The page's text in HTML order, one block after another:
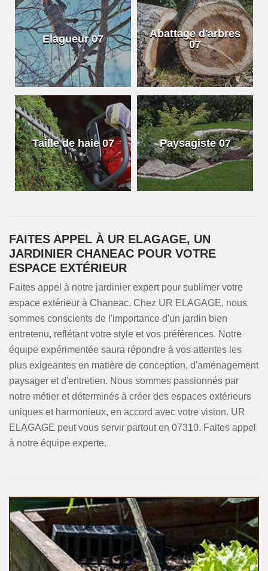
Elagueur 07
Abattage d'arbres
07
Taille de haie 07 Paysagiste 07
FAITES APPEL À UR ELAGAGE, UN
JARDINIER CHANEAC POUR VOTRE
ESPACE EXTÉRIEUR
Faites appel à notre jardinier expert pour sublimer votre
espace extérieur à Chaneac. Chez UR ELAGAGE, nous
sommes conscients de l'importance d'un jardin bien
entretenu, reflétant votre style et vos préférences. Notre
équipe expérimentée saura répondre à vos attentes les
plus exigeantes en matière de conception, d'aménagement
paysager et d'entretien. Nous sommes passionnés par
notre métier et déterminés à créer des espaces extérieurs
uniques et harmonieux, en accord avec votre vision. UR
ELAGAGE peut vous servir partout en 07310. Faites appel
à notre équipe experte.